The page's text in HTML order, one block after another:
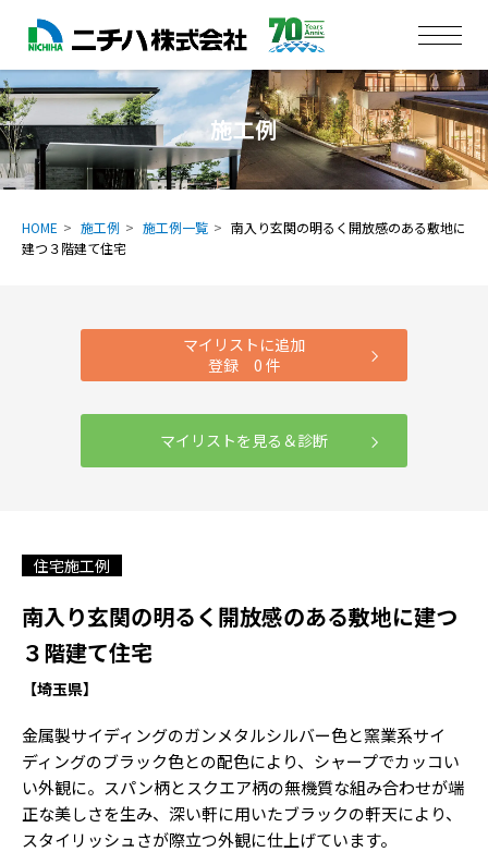
施工例
HOME 施工例 施工例一覧
南入り玄関の明るく開放感のある敷地に
建つ３階建て住宅
マイリストに追加
登録 0 件
マイリストを見る＆診断
住宅施工例
南入り玄関の明るく開放感のある敷地に建つ
３階建て住宅
【埼玉県】
金属製サイディングのガンメタルシルバー色と窯業系サイ
ディングのブラック色との配色により、シャープでカッコい
い外観に。スパン柄とスクエア柄の無機質な組み合わせが端
正な美しさを生み、深い軒に用いたブラックの軒天により、
スタイリッシュさが際立つ外観に仕上げています。